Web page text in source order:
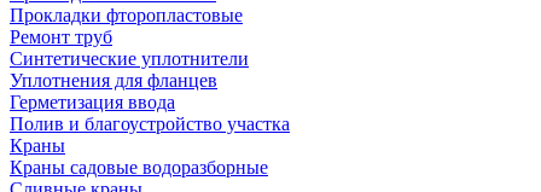
Прокладки фторопластовые
Ремонт труб
Синтетические уплотнители
Уплотнения для фланцев
Герметизация ввода
Полив и благоустройство участка
Краны
Краны садовые водоразборные